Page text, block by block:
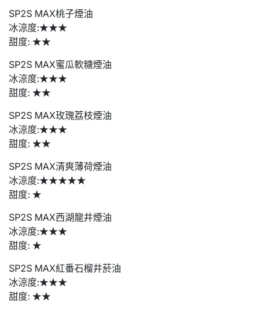
SP2S MAX桃子煙油
冰涼度:★★★
甜度: ★★
SP2S MAX蜜瓜軟糖煙油
冰涼度:★★★
甜度: ★★
SP2S MAX玫瑰荔枝煙油
冰涼度:★★★
甜度: ★★
SP2S MAX清爽薄荷煙油
冰涼度:★★★★★
甜度: ★
SP2S MAX西湖龍井煙油
冰涼度:★★★
甜度: ★
SP2S MAX紅番石榴井菸油
冰涼度:★★★
甜度: ★★